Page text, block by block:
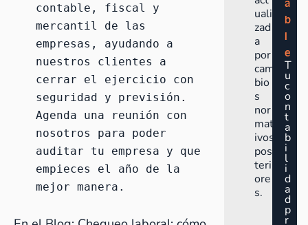
contable, fiscal y
mercantil de las
empresas, ayudando a
nuestros clientes a
cerrar el ejercicio con
Agenda una reunión con
nosotros para poder
auditar tu empresa y que
empieces el año de la
mejor manera.
uali
zad
a
por
cam
bio
s
nor
mat
ivos
pos
teri
ore
s.
a
b
l
e
T
u
c
o
n
t
a
b
i
l
i
d
a
d
p
r